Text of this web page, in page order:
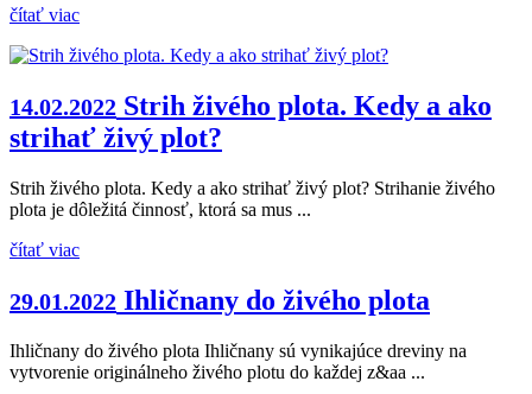
čítať viac
14.02.2022 Strih živého plota. Kedy a ako
strihať živý plot?
Strih živého plota. Kedy a ako strihať živý plot? Strihanie živého
plota je dôležitá činnosť, ktorá sa mus ...
čítať viac
29.01.2022 Ihličnany do živého plota
Ihličnany do živého plota Ihličnany sú vynikajúce dreviny na
vytvorenie originálneho živého plotu do každej z&aa ...